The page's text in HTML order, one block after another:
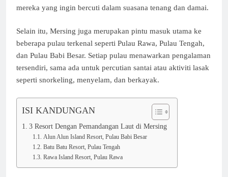
mereka yang ingin bercuti dalam suasana tenang dan damai.
Selain itu, Mersing juga merupakan pintu masuk utama ke
beberapa pulau terkenal seperti Pulau Rawa, Pulau Tengah,
dan Pulau Babi Besar. Setiap pulau menawarkan pengalaman
tersendiri, sama ada untuk percutian santai atau aktiviti lasak
seperti snorkeling, menyelam, dan berkayak.
ISI KANDUNGAN
3 Resort Dengan Pemandangan Laut di Mersing
Alun Alun Island Resort, Pulau Babi Besar
Batu Batu Resort, Pulau Tengah
Rawa Island Resort, Pulau Rawa